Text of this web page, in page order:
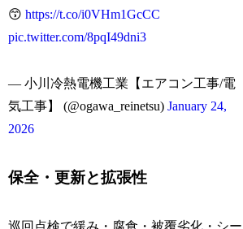
😙https://t.co/i0VHm1GcCC
pic.twitter.com/8pqI49dni3
— 小川冷熱電機工業【エアコン工事/電
気工事】 (@ogawa_reinetsu)January 24,
2026
保全・更新と拡張性